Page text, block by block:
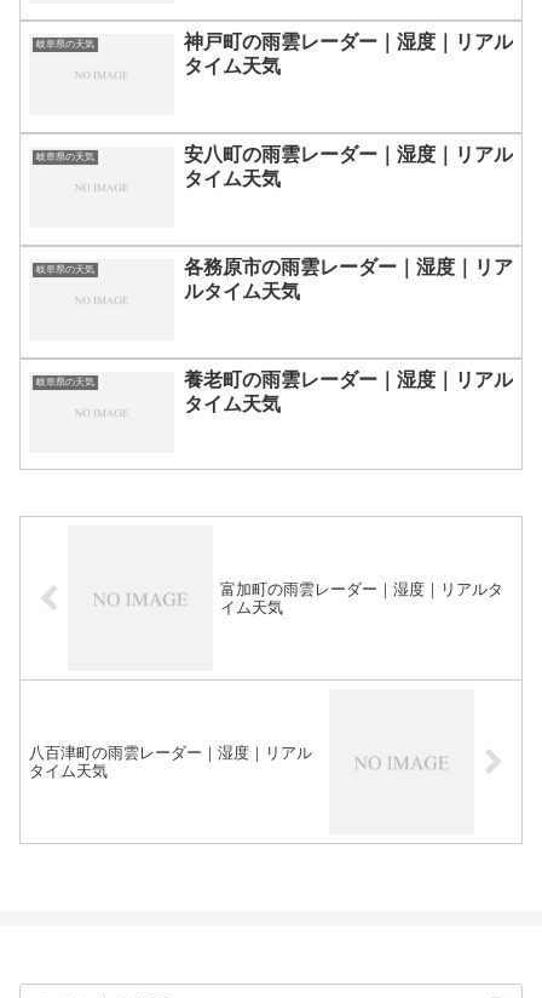
岐阜県の天気
神戸町の雨雲レーダー｜湿度｜リアル
タイム天気
岐阜県の天気
安八町の雨雲レーダー｜湿度｜リアル
タイム天気
岐阜県の天気
各務原市の雨雲レーダー｜湿度｜リア
ルタイム天気
岐阜県の天気
養老町の雨雲レーダー｜湿度｜リアル
タイム天気
富加町の雨雲レーダー｜湿度｜リアルタ
イム天気
八百津町の雨雲レーダー｜湿度｜リアル
タイム天気